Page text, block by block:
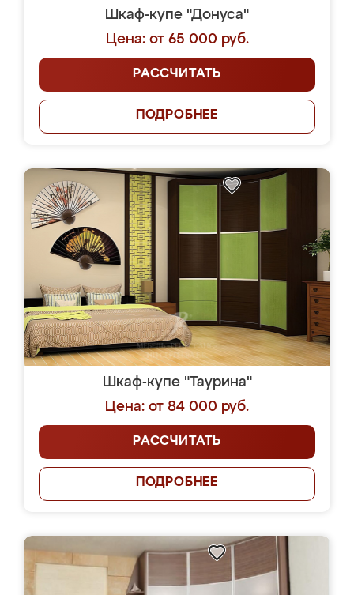
Шкаф-купе "Донуса"
Цена: от 65 000 руб.
РАССЧИТАТЬ
ПОДРОБНЕЕ
Шкаф-купе "Таурина"
Цена: от 84 000 руб.
РАССЧИТАТЬ
ПОДРОБНЕЕ